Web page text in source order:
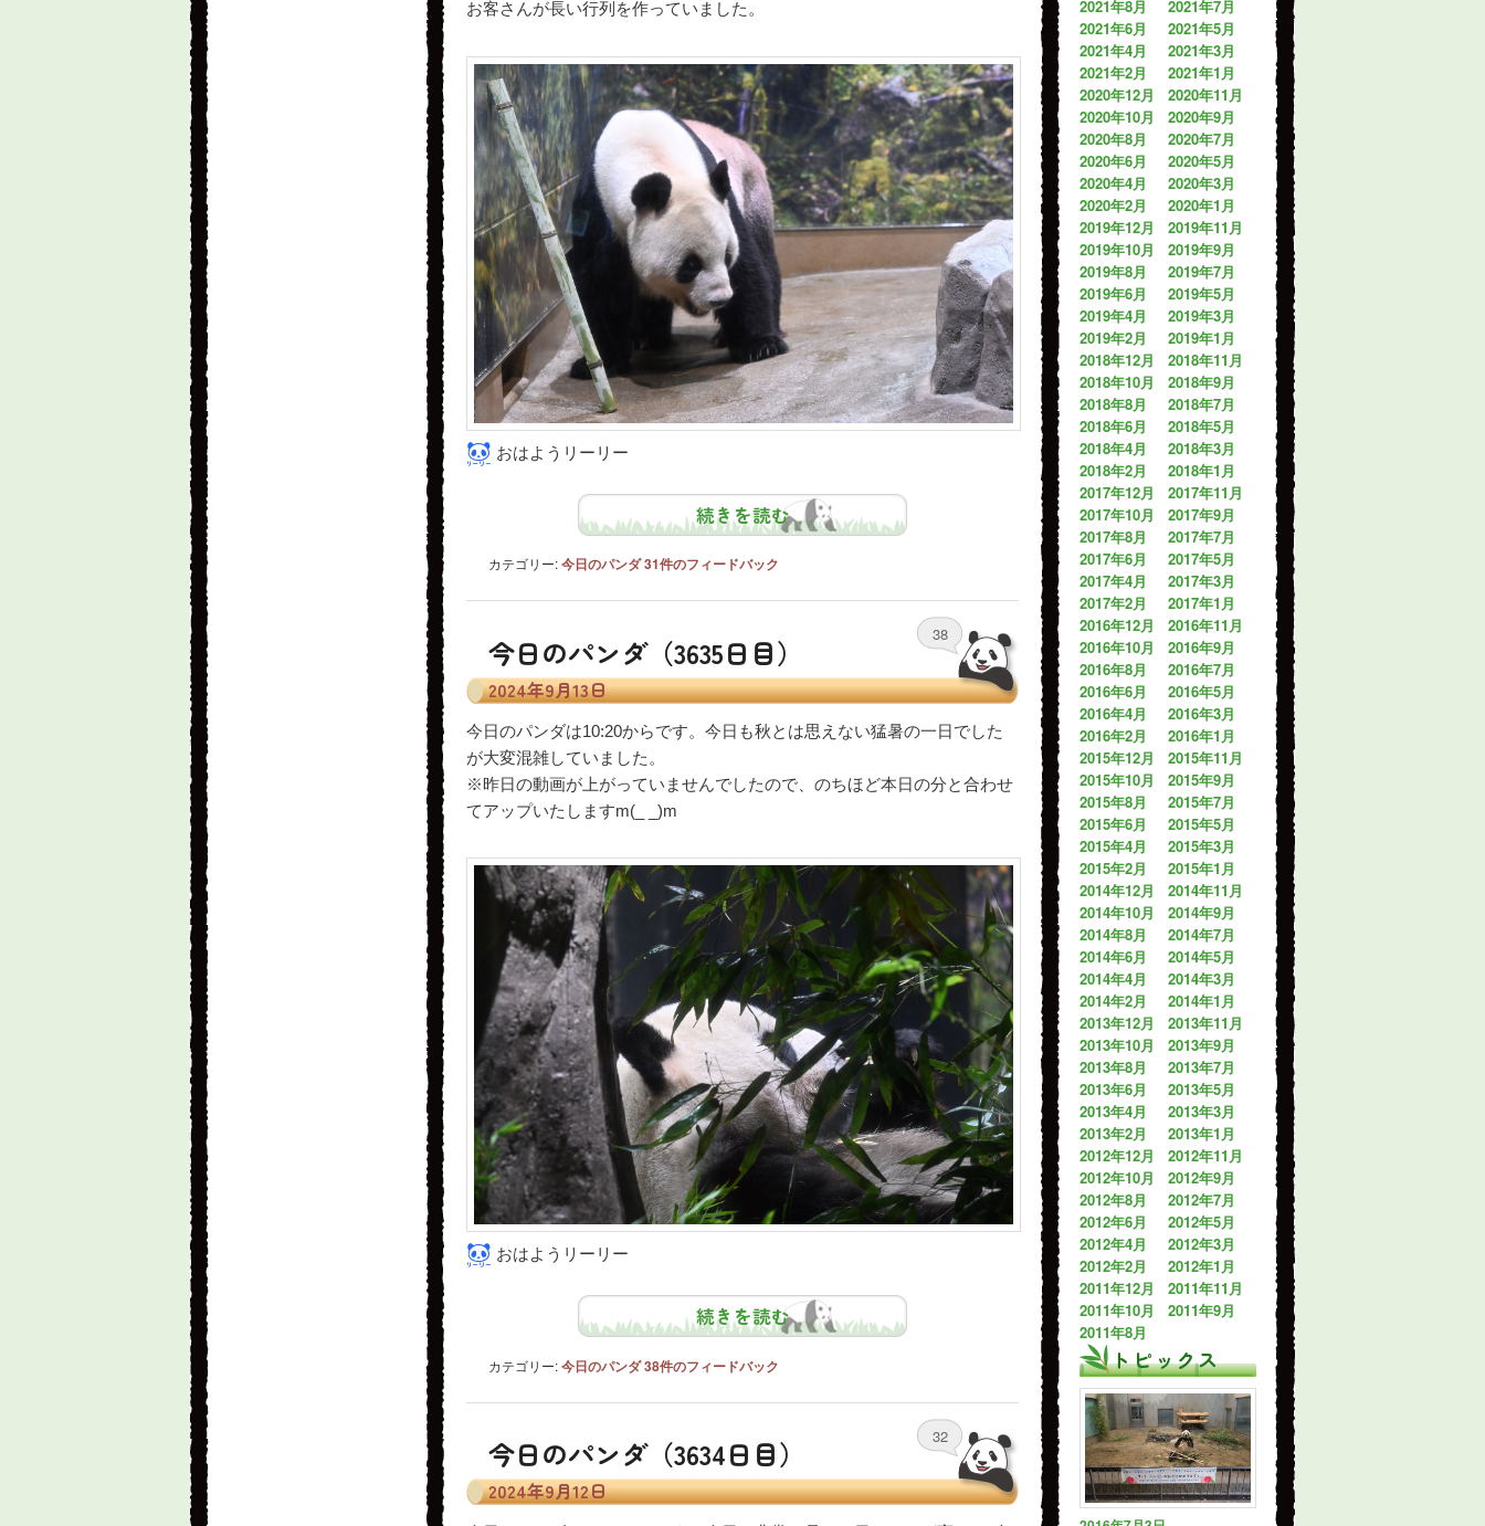
お客さんが長い行列を作っていました。
おはようリーリー
続きを読む
カテゴリー:今日のパンダ31件のフィードバック
今日のパンダ（3635日目）
2024年9月13日
38
今日のパンダは10:20からです。今日も秋とは思えない猛暑の一日でした
が大変混雑していました。
※昨日の動画が上がっていませんでしたので、のちほど本日の分と合わせ
てアップいたしますm(_ _)m
おはようリーリー
続きを読む
カテゴリー:今日のパンダ38件のフィードバック
今日のパンダ（3634日目）
2024年9月12日
32
2021年8月
2021年7月
2021年6月
2021年5月
2021年4月
2021年3月
2021年2月
2021年1月
2020年12月
2020年11月
2020年10月
2020年9月
2020年8月
2020年7月
2020年6月
2020年5月
2020年4月
2020年3月
2020年2月
2020年1月
2019年12月
2019年11月
2019年10月
2019年9月
2019年8月
2019年7月
2019年6月
2019年5月
2019年4月
2019年3月
2019年2月
2019年1月
2018年12月
2018年11月
2018年10月
2018年9月
2018年8月
2018年7月
2018年6月
2018年5月
2018年4月
2018年3月
2018年2月
2018年1月
2017年12月
2017年11月
2017年10月
2017年9月
2017年8月
2017年7月
2017年6月
2017年5月
2017年4月
2017年3月
2017年2月
2017年1月
2016年12月
2016年11月
2016年10月
2016年9月
2016年8月
2016年7月
2016年6月
2016年5月
2016年4月
2016年3月
2016年2月
2016年1月
2015年12月
2015年11月
2015年10月
2015年9月
2015年8月
2015年7月
2015年6月
2015年5月
2015年4月
2015年3月
2015年2月
2015年1月
2014年12月
2014年11月
2014年10月
2014年9月
2014年8月
2014年7月
2014年6月
2014年5月
2014年4月
2014年3月
2014年2月
2014年1月
2013年12月
2013年11月
2013年10月
2013年9月
2013年8月
2013年7月
2013年6月
2013年5月
2013年4月
2013年3月
2013年2月
2013年1月
2012年12月
2012年11月
2012年10月
2012年9月
2012年8月
2012年7月
2012年6月
2012年5月
2012年4月
2012年3月
2012年2月
2012年1月
2011年12月
2011年11月
2011年10月
2011年9月
2011年8月
トピックス